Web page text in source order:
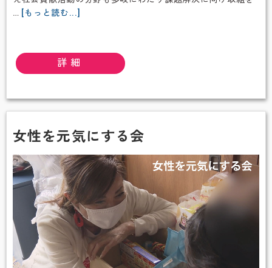
… [もっと読む...]
財
ワ
ネ
ス
財
団
詳細
女性を元気にする会